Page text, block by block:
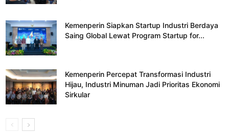
Kemenperin Siapkan Startup Industri Berdaya
Saing Global Lewat Program Startup for...
Kemenperin Percepat Transformasi Industri
Hijau, Industri Minuman Jadi Prioritas Ekonomi
Sirkular